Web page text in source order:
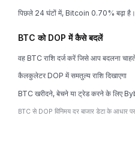
पिछले 24 घंटों में, Bitcoin 0.70% बढ़ा है।
BTC को DOP में कैसे बदलें
वह BTC राशि दर्ज करें जिसे आप बदलना
कैलकुलेटर DOP में समतुल्य राशि दिखाएगा
BTC खरीदने, बेचने या ट्रेड करने के लिए
BTC से DOP विनिमय दर बाजार डेटा के आधार